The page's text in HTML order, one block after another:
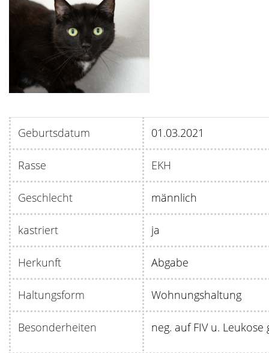
Geburtsdatum
Rasse EKH
Geschlecht männlich
kastriert ja
Herkunft Abgabe
Haltungsform Wohnungshaltung
Besonderheiten neg. auf FIV u. Leukose